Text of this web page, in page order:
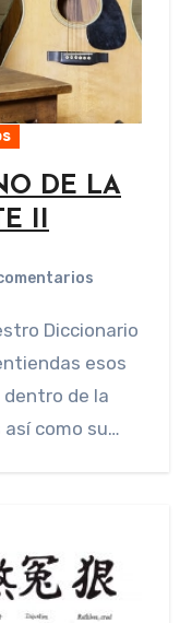
DE LA
II
esos
de la
como su…